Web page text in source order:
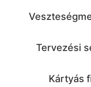
Tervezési
Kártyás